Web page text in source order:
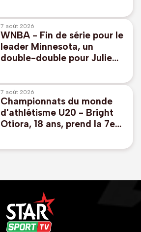
7 août 2026
WNBA - Fin de série pour le
leader Minnesota, un
double-double pour Julie
7 août 2026
Championnats du monde
d'athlétisme U20 - Bright
Otiora, 18 ans, prend la 7e
Eugene